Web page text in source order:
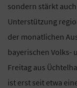
sondern stärkt
Unterstützung
der monatlichen
bayerischen Volks-
Freitag aus
ist erst seit etwa